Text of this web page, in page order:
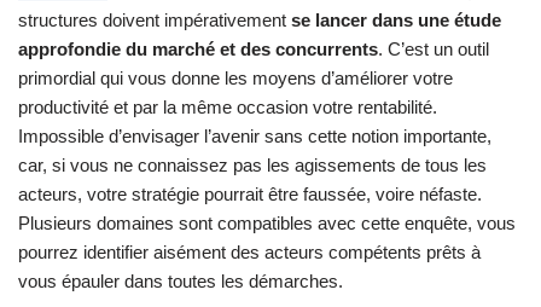
structures doivent impérativement se lancer dans une étude
approfondie du marché et des concurrents. C’est un outil
primordial qui vous donne les moyens d’améliorer votre
productivité et par la même occasion votre rentabilité.
Impossible d’envisager l’avenir sans cette notion importante,
car, si vous ne connaissez pas les agissements de tous les
acteurs, votre stratégie pourrait être faussée, voire néfaste.
Plusieurs domaines sont compatibles avec cette enquête, vous
pourrez identifier aisément des acteurs compétents prêts à
vous épauler dans toutes les démarches.